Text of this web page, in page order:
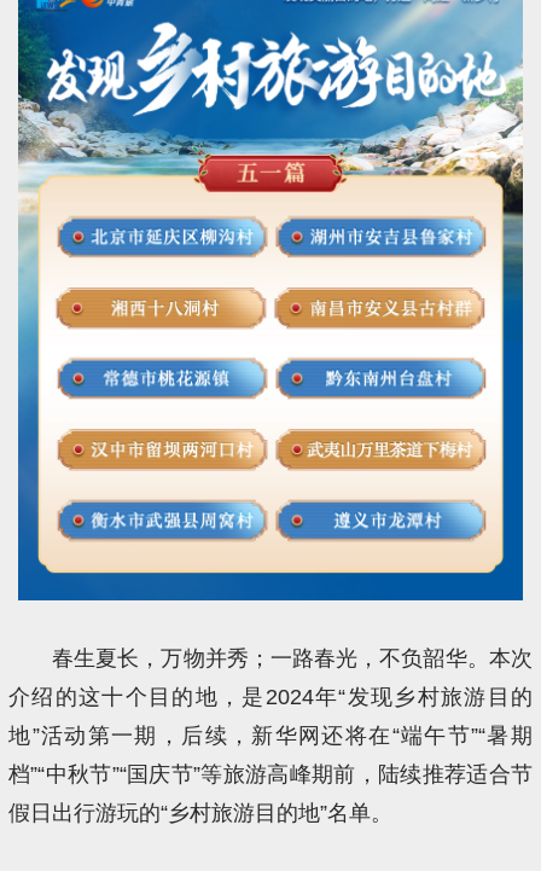
春生夏长，万物并秀；一路春光，不负韶华。本次
介绍的这十个目的地，是2024年“发现乡村旅游目的
地”活动第一期，后续，新华网还将在“端午节”“暑期
档”“中秋节”“国庆节”等旅游高峰期前，陆续推荐适合节
假日出行游玩的“乡村旅游目的地”名单。